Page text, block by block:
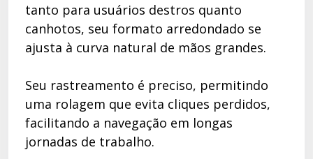
tanto para usuários destros quanto
canhotos, seu formato arredondado se
ajusta à curva natural de mãos grandes.
Seu rastreamento é preciso, permitindo
uma rolagem que evita cliques perdidos,
facilitando a navegação em longas
jornadas de trabalho.